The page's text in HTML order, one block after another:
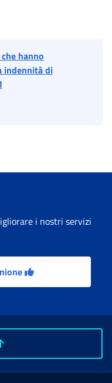
hanno
indennità di
i nostri servizi